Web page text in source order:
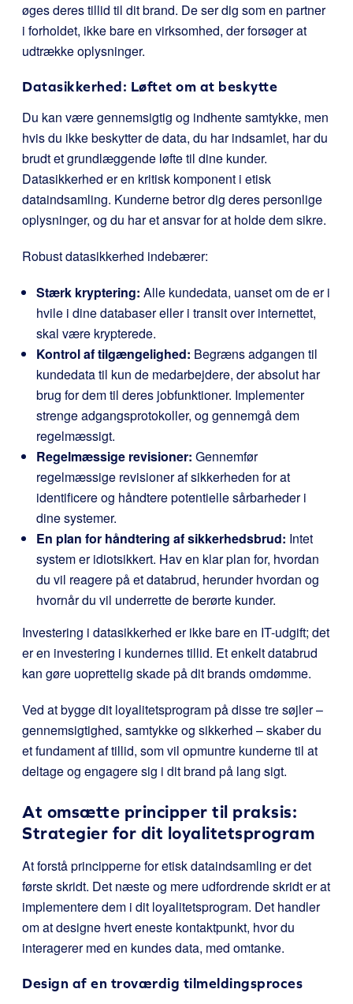
øges deres tillid til dit brand. De ser dig som en partner
i forholdet, ikke bare en virksomhed, der forsøger at
udtrække oplysninger.
Datasikkerhed: Løftet om at beskytte
Du kan være gennemsigtig og indhente samtykke, men
hvis du ikke beskytter de data, du har indsamlet, har du
brudt et grundlæggende løfte til dine kunder.
Datasikkerhed er en kritisk komponent i etisk
dataindsamling. Kunderne betror dig deres personlige
oplysninger, og du har et ansvar for at holde dem sikre.
Robust datasikkerhed indebærer:
Stærk kryptering: Alle kundedata, uanset om de er i
hvile i dine databaser eller i transit over internettet,
skal være krypterede.
Kontrol af tilgængelighed: Begræns adgangen til
kundedata til kun de medarbejdere, der absolut har
brug for dem til deres jobfunktioner. Implementer
strenge adgangsprotokoller, og gennemgå dem
regelmæssigt.
Regelmæssige revisioner: Gennemfør
regelmæssige revisioner af sikkerheden for at
identificere og håndtere potentielle sårbarheder i
dine systemer.
En plan for håndtering af sikkerhedsbrud: Intet
system er idiotsikkert. Hav en klar plan for, hvordan
du vil reagere på et databrud, herunder hvordan og
hvornår du vil underrette de berørte kunder.
Investering i datasikkerhed er ikke bare en IT-udgift; det
er en investering i kundernes tillid. Et enkelt databrud
kan gøre uoprettelig skade på dit brands omdømme.
Ved at bygge dit loyalitetsprogram på disse tre søjler –
gennemsigtighed, samtykke og sikkerhed – skaber du
et fundament af tillid, som vil opmuntre kunderne til at
deltage og engagere sig i dit brand på lang sigt.
At omsætte principper til praksis:
Strategier for dit loyalitetsprogram
At forstå principperne for etisk dataindsamling er det
første skridt. Det næste og mere udfordrende skridt er at
implementere dem i dit loyalitetsprogram. Det handler
om at designe hvert eneste kontaktpunkt, hvor du
interagerer med en kundes data, med omtanke.
Design af en troværdig tilmeldingsproces